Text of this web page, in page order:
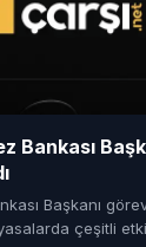
Bankası
Başkanı
çeşitli